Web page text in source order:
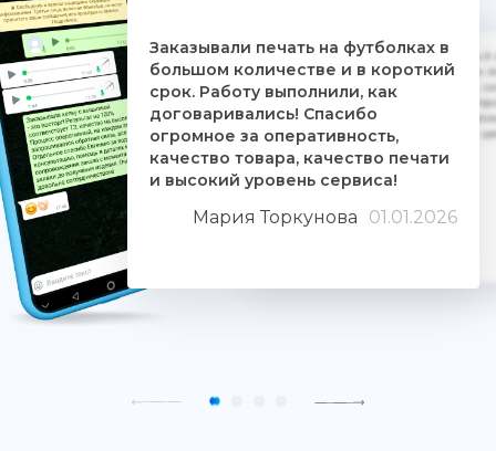
Заказывали печать на футболках в
большом количестве и в короткий
срок. Работу выполнили, как
договаривались! Спасибо
огромное за оперативность,
качество товара, качество печати
и высокий уровень сервиса!
Мария Торкунова 01.01.2026
Дочке на 18-летие решили заказать
ребятам. Времени было всего сутки.
взялись за работу, сделали макеты,
Огромное им спасибо. Дочка была
знают свое дело и отдаются ему
людьми. Качество печати